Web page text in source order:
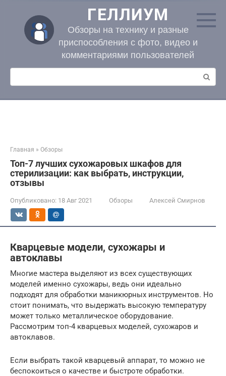
контенту
ГЕЛЛИУМ
Обзоры на технику и разные
приспособления с фото, видео и
комментариями пользователей
Поиск:
Главная » Обзоры
Топ-7 лучших сухожаровых шкафов для
стерилизации: как выбрать, инструкции,
отзывы
Опубликовано: 18 Авг 2021 Обзоры Алексей Смирнов
Кварцевые модели, сухожары и
автоклавы
Многие мастера выделяют из всех существующих
моделей именно сухожары, ведь они идеально
подходят для обработки маникюрных инструментов. Но
стоит понимать, что выдержать высокую температуру
может только металлическое оборудование.
Рассмотрим топ-4 кварцевых моделей, сухожаров и
автоклавов.
Если выбрать такой кварцевый аппарат, то можно не
беспокоиться о качестве и быстроте обработки.